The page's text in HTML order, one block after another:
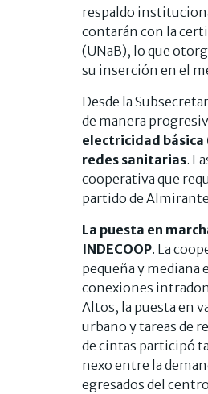
respaldo
contarán con la
(UNaB), lo que
su inserción en el
Desde la
de manera
electricidad
redes sanitarias.
cooperativa que
partido de
La puesta en
INDECOOP. La
pequeña y mediana
conexiones
Altos, la puesta en
urbano y tareas de
de cintas participó
nexo entre la
egresados del